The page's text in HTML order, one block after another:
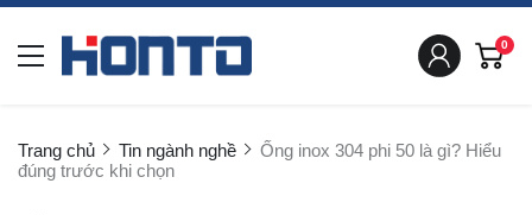
0
Trang chủ Tin ngành nghề
Ống inox 304 phi 50 là gì? Hiểu
đúng trước khi chọn